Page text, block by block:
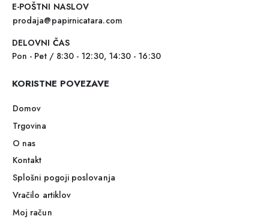
E-POŠTNI NASLOV
prodaja@papirnicatara.com
DELOVNI ČAS
Pon - Pet / 8:30 - 12:30, 14:30 - 16:30
KORISTNE POVEZAVE
Domov
Trgovina
O nas
Kontakt
Splošni pogoji poslovanja
Vračilo artiklov
Moj račun